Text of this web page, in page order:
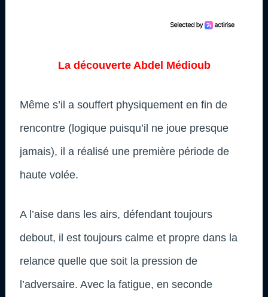
La découverte Abdel Médioub
Même s’il a souffert physiquement en fin de
rencontre (logique puisqu’il ne joue presque
jamais), il a réalisé une première période de
haute volée.
A l’aise dans les airs, défendant toujours
debout, il est toujours calme et propre dans la
relance quelle que soit la pression de
l’adversaire. Avec la fatigue, en seconde